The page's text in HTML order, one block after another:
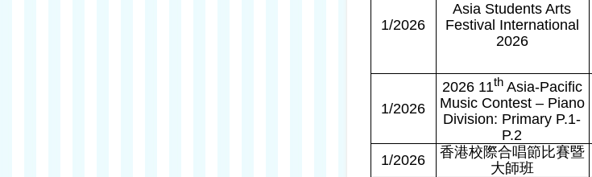
1/2026
Asia Students Arts
Festival International
2026
1/2026
2026 11thAsia-Pacific
Music Contest – Piano
Division: Primary P.1-
P.2
1/2026
香港校際合唱節比賽暨
大師班